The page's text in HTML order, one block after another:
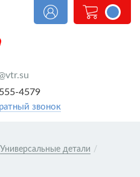
4579
звонок
<@
order.count
|| 0 @>
Универсальные детали /